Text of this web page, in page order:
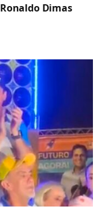
Dimas